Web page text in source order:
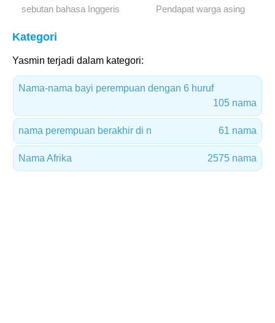
sebutan bahasa Inggeris Pendapat warga asing
Kategori
Yasmin terjadi dalam kategori:
Nama-nama bayi perempuan dengan 6 huruf
105 nama
nama perempuan berakhir di n 61 nama
Nama Afrika 2575 nama